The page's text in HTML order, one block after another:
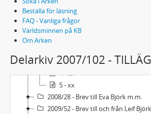
Beställa för läsning
FAQ - Vanliga frågor
Världsminnen på KB
Om Arken
Delarkiv 2007/102 -
2001/39 - Uppsatser, teckningar
2001/85 - Brev, brevavskrifter
2007/102 - TILLÄGG
3 - xx
4 - xx
5 - xx
2008/28 - Brev till Eva Björk m.m.
2009/52 - Brev till och från Leif